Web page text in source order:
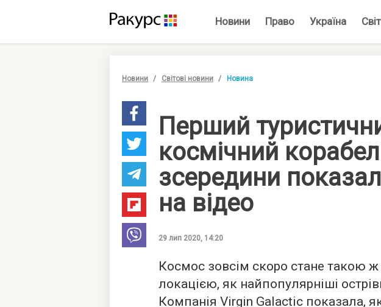
Новини Право Україна Світ
Новини Світові новини Новина
Перший
космічний
зсередини
на відео
29 лип 2020, 14:20
Космос зовсім скоро стане такою
локацією, як найпопулярніші
Компанія Virgin Galactic показала,